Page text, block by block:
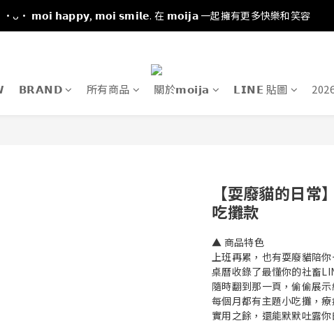
·ᴗ· 𝗺𝗼𝗶 𝗵𝗮𝗽𝗽𝘆, 𝗺𝗼𝗶 𝘀𝗺𝗶𝗹𝗲. 在 𝗺𝗼𝗶𝗷𝗮 一起擁有更多快樂和笑容
𝗕𝗥𝗔𝗡𝗗 所有商品 關於𝗺𝗼𝗶𝗷𝗮 𝗟𝗜𝗡𝗘 貼圖
【耍廢貓的日
吃攤款
▲ 商品特色
上班再累，也有耍廢貓陪你
桌曆收錄了最懂你的社畜
隨時翻到那一頁，偷偷展
每個月都有主題小吃攤，療
實用之餘，還能默默吐露